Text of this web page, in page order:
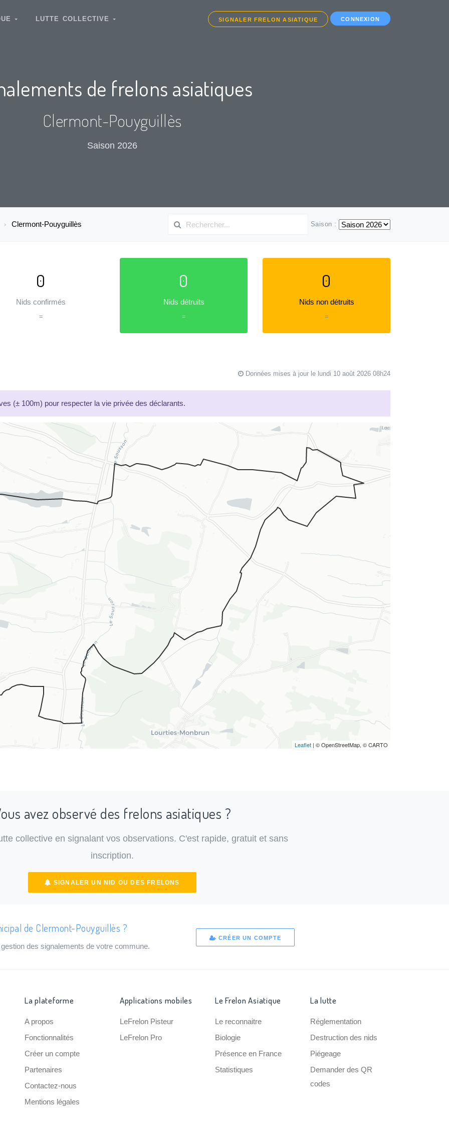
LUTTE COLLECTIVE SIGNALER FRELON ASIATIQUE CONNEXION
de frelons asiatiques
Clermont-Pouyguillès
Saison 2026
Clermont-Pouyguillès Saison :
0
Nids confirmés
=
0
Nids détruits
=
0
Nids non détruits
=
Données mises à jour le lundi 10 août 2026 08h24
(± 100m) pour respecter la vie privée des déclarants.
Leaflet | © OpenStreetMap, © CARTO
avez observé des frelons asiatiques ?
collective en signalant vos observations. C'est rapide, gratuit et sans
inscription.
SIGNALER UN NID OU DES FRELONS
de Clermont-Pouyguillès ?
des signalements de votre commune.
CRÉER UN COMPTE
La plateforme
A propos
Fonctionnalités
Créer un compte
Partenaires
Contactez-nous
Mentions légales
Applications mobiles
LeFrelon Pisteur
LeFrelon Pro
Le Frelon Asiatique
Le reconnaitre
Biologie
Présence en France
Statistiques
La lutte
Réglementation
Destruction des nids
Piégeage
Demander des QR
codes